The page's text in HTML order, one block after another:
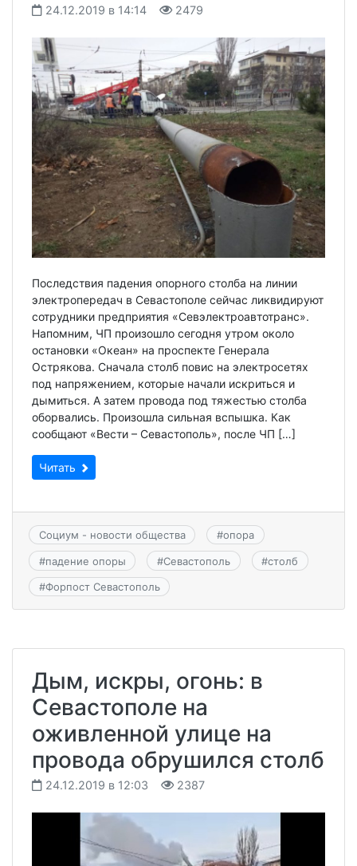
24.12.2019 в 14:14 2479
Последствия падения опорного столба на линии
электропередач в Севастополе сейчас ликвидируют
сотрудники предприятия «Севэлектроавтотранс».
Напомним, ЧП произошло сегодня утром около
остановки «Океан» на проспекте Генерала
Острякова. Сначала столб повис на электросетях
под напряжением, которые начали искриться и
дымиться. А затем провода под тяжестью столба
оборвались. Произошла сильная вспышка. Как
сообщают «Вести – Севастополь», после ЧП […]
Читать
Социум - новости общества #опора
#падение опоры #Севастополь #столб
#Форпост Севастополь
Дым, искры, огонь: в
Севастополе на
оживленной улице на
провода обрушился столб
24.12.2019 в 12:03 2387